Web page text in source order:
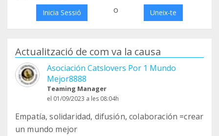
Inicia Sessió o Uneix-te
Actualització de com va la causa
Asociación Catslovers Por 1 Mundo
Mejor8888
Teaming Manager
el 01/09/2023 a les 08:04h
Empatía, solidaridad, difusión, colaboración =crear
un mundo mejor